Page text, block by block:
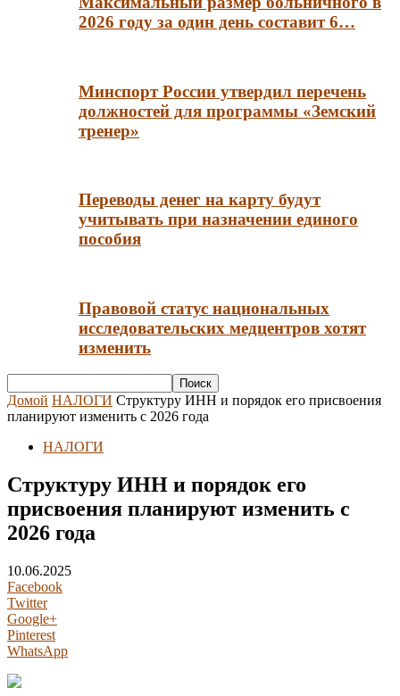
2026 году за один день составит 6…
Минспорт России утвердил перечень
должностей для программы «Земский
тренер»
Переводы денег на карту будут
учитывать при назначении единого
пособия
Правовой статус национальных
исследовательских медцентров хотят
изменить
Домой НАЛОГИ Структуру ИНН и порядок его присвоения
планируют изменить с 2026 года
НАЛОГИ
Структуру ИНН и порядок его
присвоения планируют изменить с
2026 года
10.06.2025
Facebook
Twitter
Google+
Pinterest
WhatsApp